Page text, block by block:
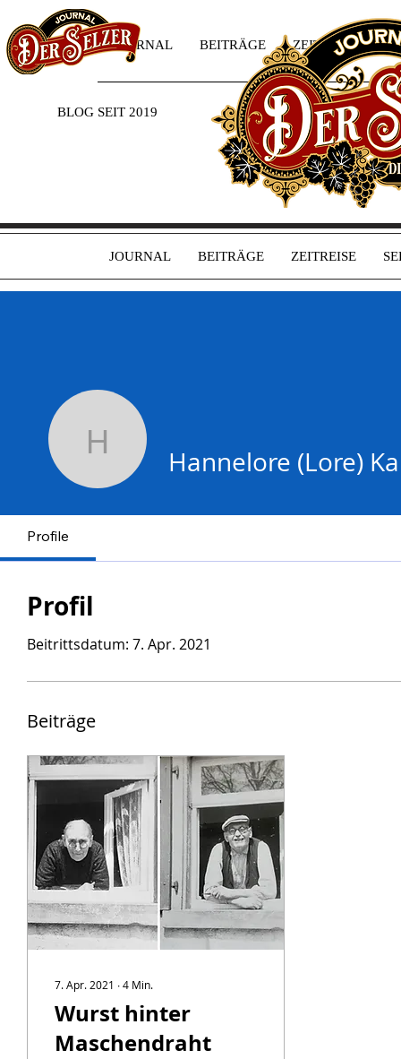
JOURNAL BEITRÄGE ZEITREISE
JOURNAL BEITRÄGE ZEITREISE
BLOG SEIT 2019
Hannelore (Lore)
Hannelore (Lore)
Profile
Profil
Beitrittsdatum: 7. Apr. 2021
Beiträge
7. Apr. 2021 ∙4 Min.
Wurst hinter
Maschendraht